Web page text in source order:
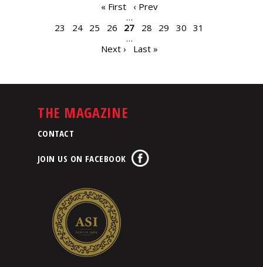
« First
‹ Prev
…
23
24 25 26 27 28 29 30
31
…
Next ›
Last »
THE MAGAZINE
CONTACT
JOIN US ON FACEBOOK